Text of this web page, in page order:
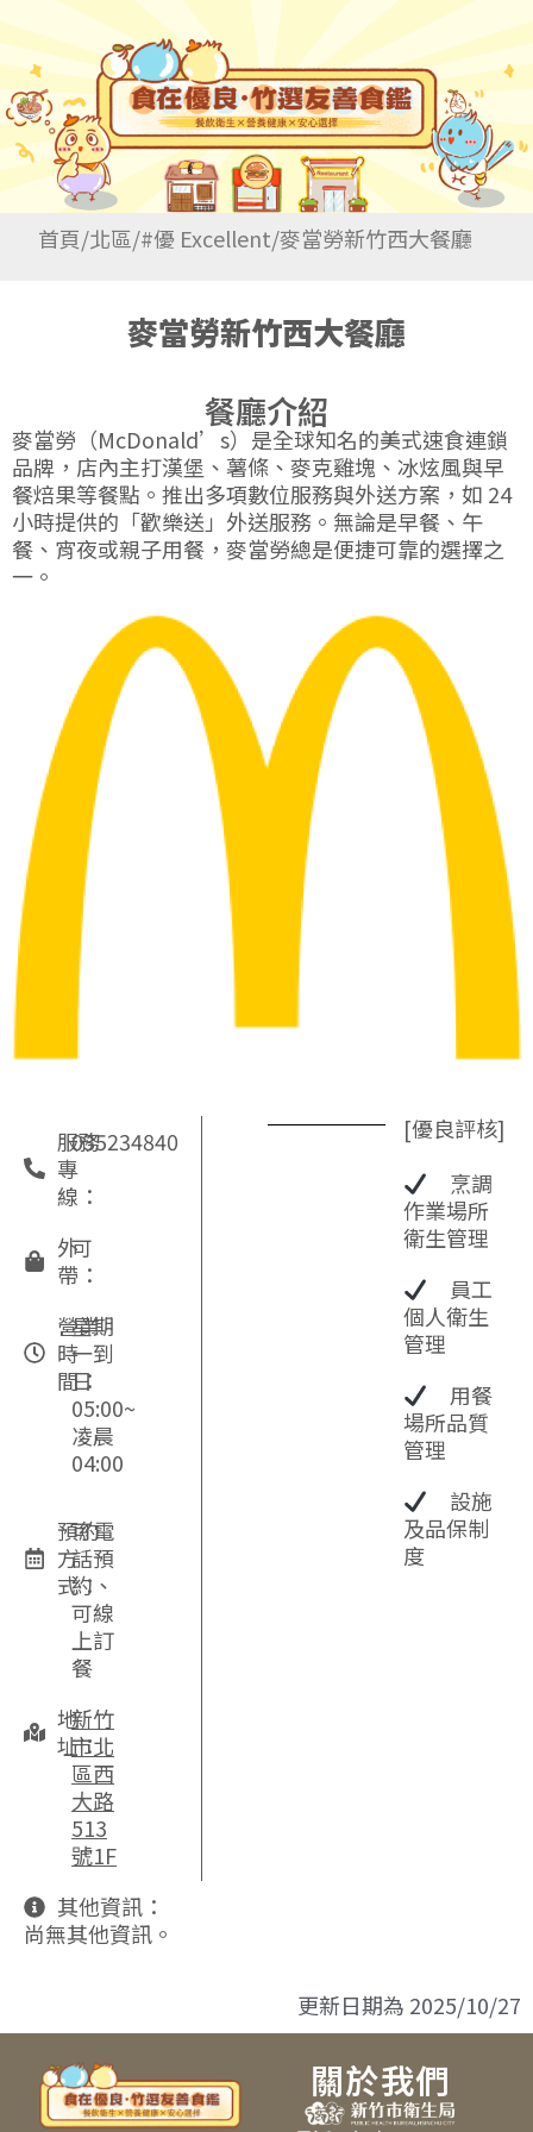
首頁/北區/#優 Excellent/麥當勞新竹西大餐廳
麥當勞新竹西大餐廳
餐廳介紹
麥當勞（McDonald’s）是全球知名的美式速食連鎖
品牌，店內主打漢堡、薯條、麥克雞塊、冰炫風與早
餐焙果等餐點。推出多項數位服務與外送方案，如 24
小時提供的「歡樂送」外送服務。無論是早餐、午
餐、宵夜或親子用餐，麥當勞總是便捷可靠的選擇之
一。
服務
專
線：
035234840
外
帶：
可
營業
時
間：
星期
一到
日
05:00~
凌晨
04:00
預約
方
式：
可電
話預
約、
可線
上訂
餐
地
址：
新竹
市北
區西
大路
513
號1F
[優良評核]
烹調
作業場所
衛生管理
員工
個人衛生
管理
用餐
場所品質
管理
設施
及品保制
度
其他資訊：
尚無其他資訊。
更新日期為 2025/10/27
關於我們